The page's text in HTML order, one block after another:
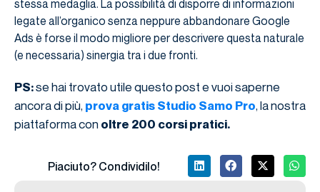
stessa medaglia. La possibilità di disporre di informazioni
legate all’organico senza neppure abbandonare Google
Ads è forse il modo migliore per descrivere questa naturale
(e necessaria) sinergia tra i due fronti.
PS:se hai trovato utile questo post e vuoi saperne
ancora di più, prova gratis Studio Samo Pro, la nostra
piattaforma con oltre 200 corsi pratici.
Piaciuto? Condividilo!